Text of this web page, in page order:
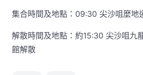
集合時間及地點：09:30 尖沙咀麼地
解散時間及地點：約15:30 尖沙咀九
館解散